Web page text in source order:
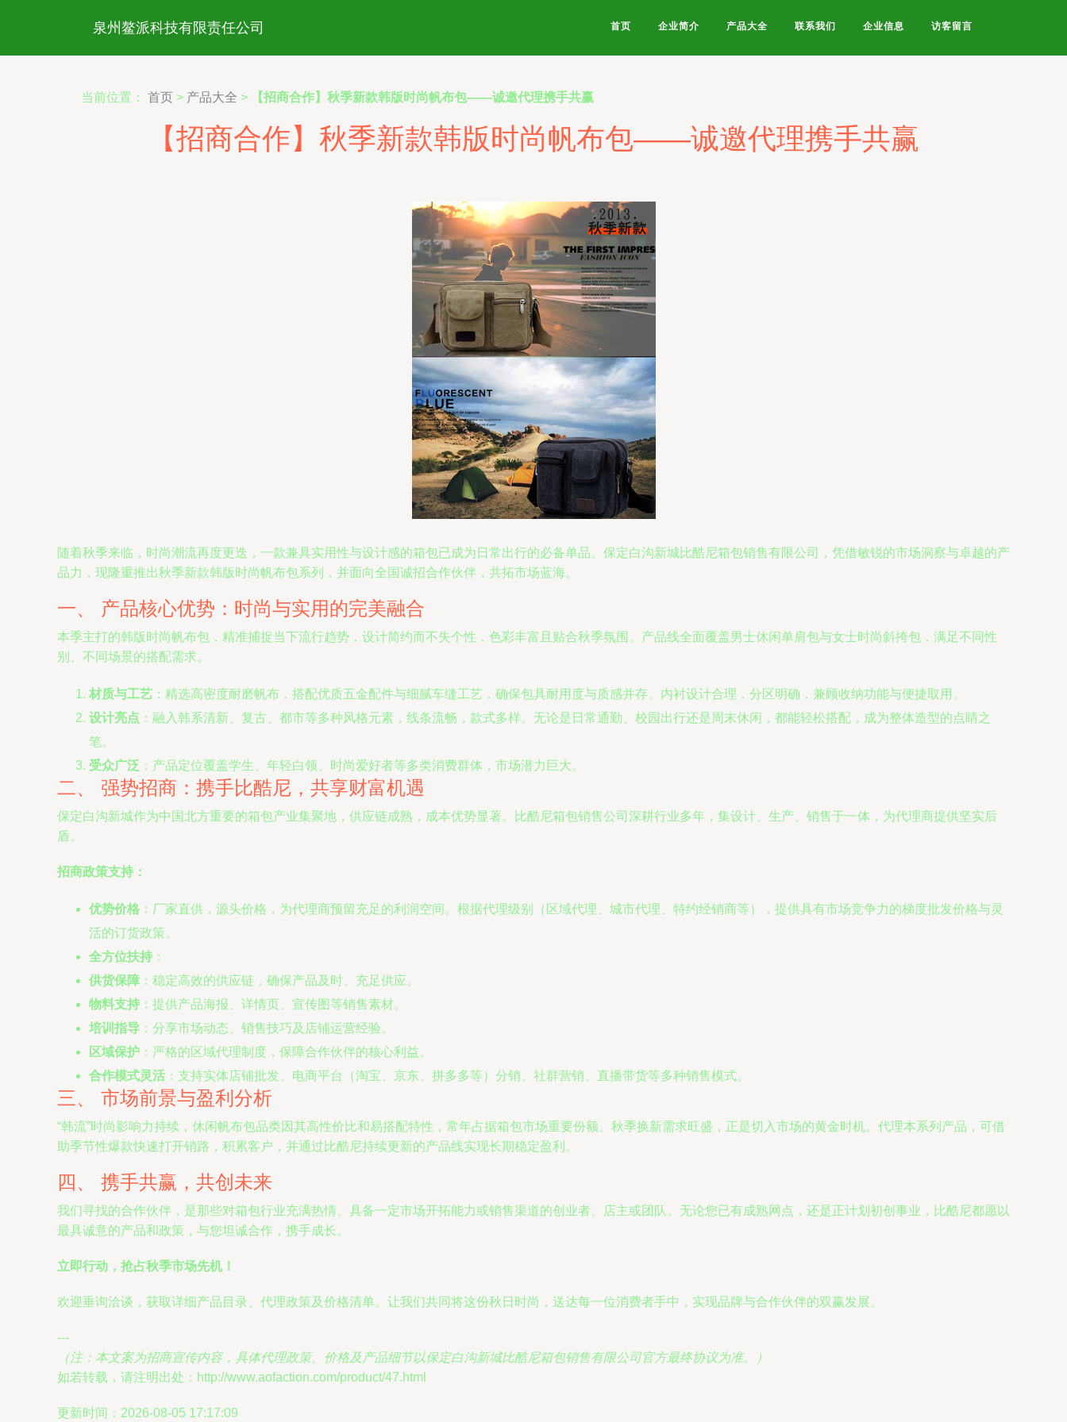
泉州鳌派科技有限责任公司 首页 企业简介 产品大全 联系我们 企业信息 访客留言
当前位置： 首页 > 产品大全 > 【招商合作】秋季新款韩版时尚帆布包——诚邀代理携手共赢
【招商合作】秋季新款韩版时尚帆布包——诚邀代理携手共赢
随着秋季来临，时尚潮流再度更迭，一款兼具实用性与设计感的箱包已成为日常出行的必备单品。保定白沟新城比酷尼箱包销售有限公司，凭借敏锐的市场洞察与卓越的产
品力，现隆重推出秋季新款韩版时尚帆布包系列，并面向全国诚招合作伙伴，共拓市场蓝海。
一、 产品核心优势：时尚与实用的完美融合
本季主打的韩版时尚帆布包，精准捕捉当下流行趋势，设计简约而不失个性，色彩丰富且贴合秋季氛围。产品线全面覆盖男士休闲单肩包与女士时尚斜挎包，满足不同性
别、不同场景的搭配需求。
材质与工艺 ：精选高密度耐磨帆布，搭配优质五金配件与细腻车缝工艺，确保包具耐用度与质感并存。内衬设计合理，分区明确，兼顾收纳功能与便捷取用。
设计亮点 ：融入韩系清新、复古、都市等多种风格元素，线条流畅，款式多样。无论是日常通勤、校园出行还是周末休闲，都能轻松搭配，成为整体造型的点睛之
笔。
受众广泛 ：产品定位覆盖学生、年轻白领、时尚爱好者等多类消费群体，市场潜力巨大。
二、 强势招商：携手比酷尼，共享财富机遇
保定白沟新城作为中国北方重要的箱包产业集聚地，供应链成熟，成本优势显著。比酷尼箱包销售公司深耕行业多年，集设计、生产、销售于一体，为代理商提供坚实后
盾。
招商政策支持：
优势价格 ：厂家直供，源头价格，为代理商预留充足的利润空间。根据代理级别（区域代理、城市代理、特约经销商等），提供具有市场竞争力的梯度批发价格与灵
活的订货政策。
全方位扶持 ：
供货保障 ：稳定高效的供应链，确保产品及时、充足供应。
物料支持 ：提供产品海报、详情页、宣传图等销售素材。
培训指导 ：分享市场动态、销售技巧及店铺运营经验。
区域保护 ：严格的区域代理制度，保障合作伙伴的核心利益。
合作模式灵活 ：支持实体店铺批发、电商平台（淘宝、京东、拼多多等）分销、社群营销、直播带货等多种销售模式。
三、 市场前景与盈利分析
“韩流”时尚影响力持续，休闲帆布包品类因其高性价比和易搭配特性，常年占据箱包市场重要份额。秋季换新需求旺盛，正是切入市场的黄金时机。代理本系列产品，可借
助季节性爆款快速打开销路，积累客户，并通过比酷尼持续更新的产品线实现长期稳定盈利。
四、 携手共赢，共创未来
我们寻找的合作伙伴，是那些对箱包行业充满热情、具备一定市场开拓能力或销售渠道的创业者、店主或团队。无论您已有成熟网点，还是正计划初创事业，比酷尼都愿以
最具诚意的产品和政策，与您坦诚合作，携手成长。
立即行动，抢占秋季市场先机！
欢迎垂询洽谈，获取详细产品目录、代理政策及价格清单。让我们共同将这份秋日时尚，送达每一位消费者手中，实现品牌与合作伙伴的双赢发展。
---
（注：本文案为招商宣传内容，具体代理政策、价格及产品细节以保定白沟新城比酷尼箱包销售有限公司官方最终协议为准。）
如若转载，请注明出处：http://www.aofaction.com/product/47.html
更新时间：2026-08-05 17:17:09